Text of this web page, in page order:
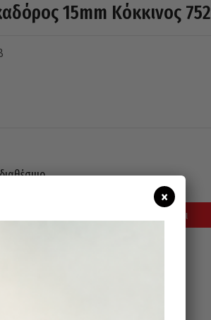
15mm Κόκκινος
Προσθήκη Στο Καλάθι
×